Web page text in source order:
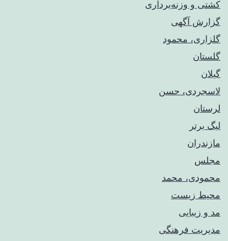
کشتی و وزنه‌برداری
گزارش آگهی
گلزاری، محمود
گلستان
گیلان
لاسجردی، حسن
لرستان
لیگ برتر
مازندران
مجلس
محمودی، محمد
محیط زیست
مد و زیبایی
مدیریت فرهنگی